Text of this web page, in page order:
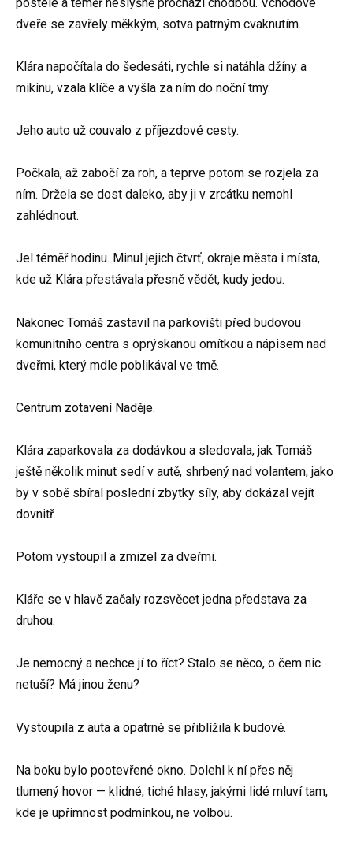
dveře se zavřely měkkým, sotva patrným cvaknutím.
Klára napočítala do šedesáti, rychle si natáhla džíny a
mikinu, vzala klíče a vyšla za ním do noční tmy.
Jeho auto už couvalo z příjezdové cesty.
Počkala, až zabočí za roh, a teprve potom se rozjela za
ním. Držela se dost daleko, aby ji v zrcátku nemohl
zahlédnout.
Jel téměř hodinu. Minul jejich čtvrť, okraje města i místa,
kde už Klára přestávala přesně vědět, kudy jedou.
Nakonec Tomáš zastavil na parkovišti před budovou
komunitního centra s oprýskanou omítkou a nápisem nad
dveřmi, který mdle poblikával ve tmě.
Centrum zotavení Naděje.
Klára zaparkovala za dodávkou a sledovala, jak Tomáš
ještě několik minut sedí v autě, shrbený nad volantem, jako
by v sobě sbíral poslední zbytky síly, aby dokázal vejít
dovnitř.
Potom vystoupil a zmizel za dveřmi.
Kláře se v hlavě začaly rozsvěcet jedna představa za
druhou.
Je nemocný a nechce jí to říct? Stalo se něco, o čem nic
netuší? Má jinou ženu?
Vystoupila z auta a opatrně se přiblížila k budově.
Na boku bylo pootevřené okno. Dolehl k ní přes něj
tlumený hovor — klidné, tiché hlasy, jakými lidé mluví tam,
kde je upřímnost podmínkou, ne volbou.